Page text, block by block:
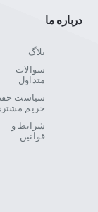
درباره ما
بلاگ
سوالات
متداول
سیاست
حریم
شرایط و
قوانین